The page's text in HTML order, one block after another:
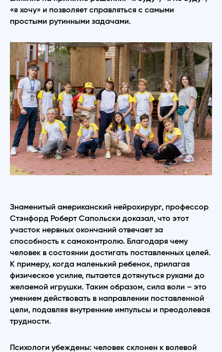
«я хочу» и позволяет справляться с самыми
простыми рутинными задачами.
Знаменитый американский нейрохирург, профессор
Стэнфорд Роберт Сапольски доказал, что этот
участок нервных окончаний отвечает за
способность к самоконтролю. Благодаря чему
человек в состоянии достигать поставленных целей.
К примеру, когда маленький ребенок, прилагая
физическое усилие, пытается дотянуться руками до
желаемой игрушки. Таким образом, сила воли – это
умением действовать в направлении поставленной
цели, подавляя внутренние импульсы и преодолевая
трудности.
Психологи убеждены: человек склонен к волевой